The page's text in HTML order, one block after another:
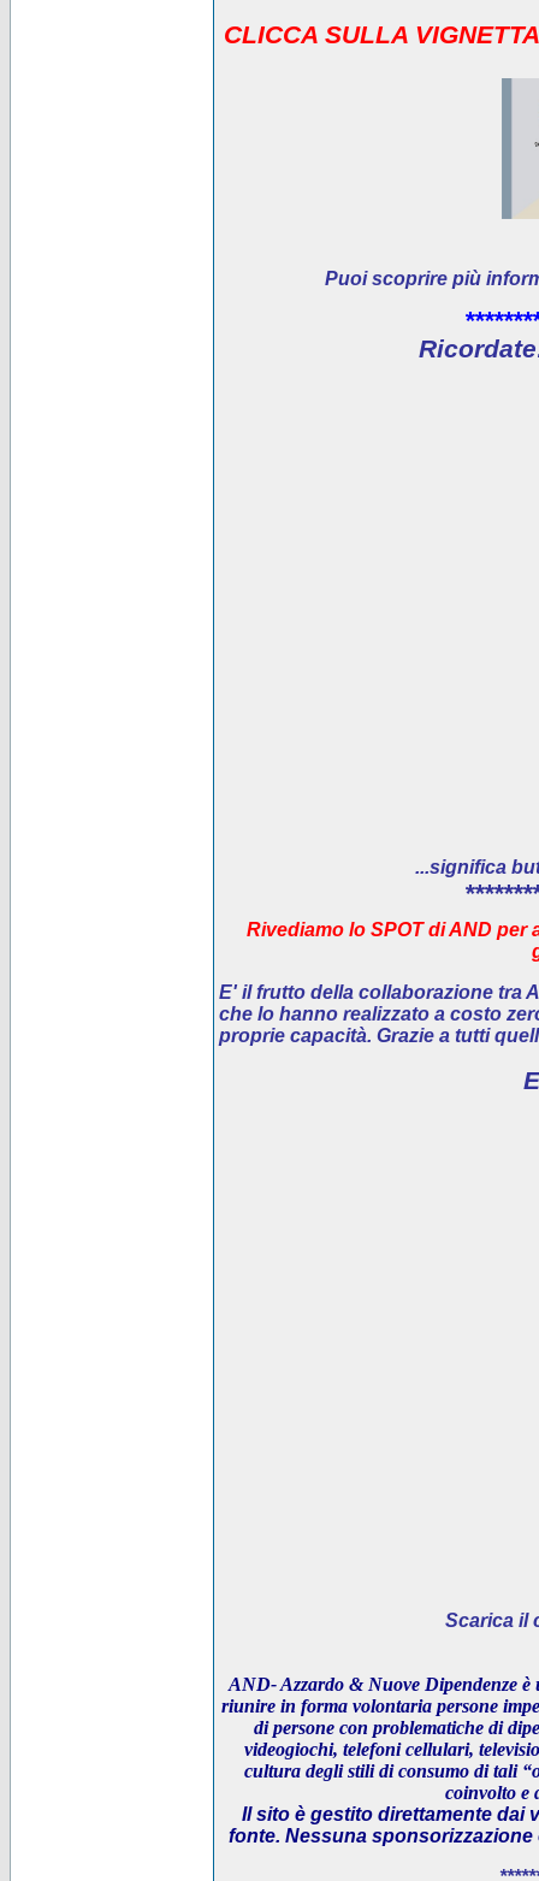
CLICCA SULLA
Puoi scoprire più
...significa
Rivediamo lo SPOT di AND
E' ilfrutto della collaborazione tra
che lo hanno realizzato a costo
proprie capacità. Grazie a tutti
Scarica il
AND- Azzardo & Nuove Dipendenze è
riunire in forma volontaria persone
di persone con problematiche di
videogiochi, telefoni cellulari,
cultura degli stili di consumo di tali
coinvolto e
Il sito è gestito direttamente dai
fonte. Nessuna